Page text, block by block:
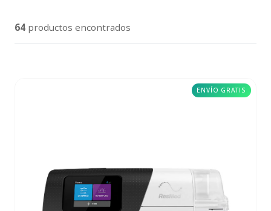
64 productos encontrados
ENVÍO GRATIS